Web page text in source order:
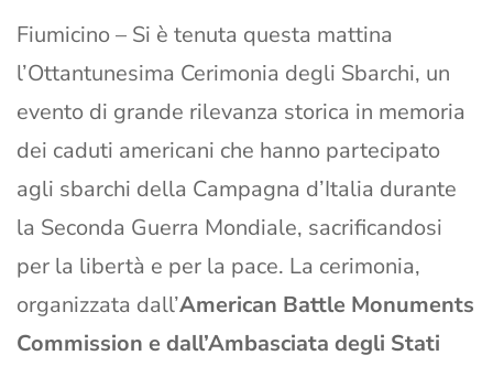
Fiumicino – Si è tenuta questa mattina
l’Ottantunesima Cerimonia degli Sbarchi, un
evento di grande rilevanza storica in memoria
dei caduti americani che hanno partecipato
agli sbarchi della Campagna d’Italia durante
la Seconda Guerra Mondiale, sacrificandosi
per la libertà e per la pace. La cerimonia,
organizzata dall’American Battle Monuments
Commission e dall’Ambasciata degli Stati